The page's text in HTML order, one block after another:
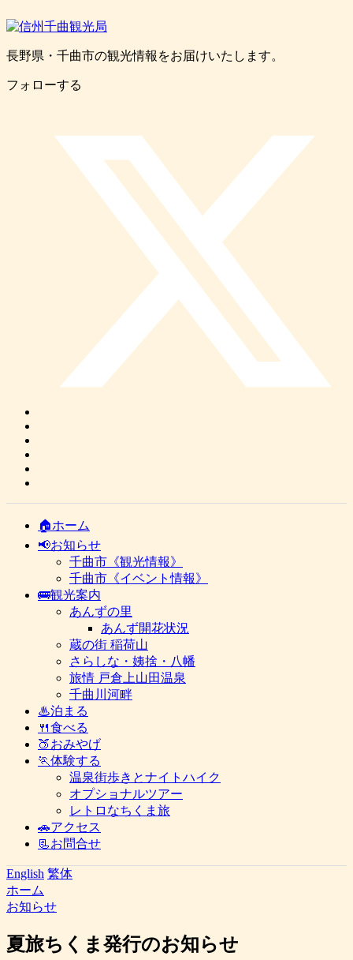
長野県・千曲市の観光情報をお届けいたします。
フォローする
🏠ホーム
📢お知らせ
千曲市《観光情報》
千曲市《イベント情報》
🚌観光案内
あんずの里
あんず開花状況
蔵の街 稲荷山
さらしな・姨捨・八幡
旅情 戸倉上山田温泉
千曲川河畔
♨泊まる
🍴食べる
🍑おみやげ
🏃体験する
温泉街歩きとナイトハイク
オプショナルツアー
レトロなちくま旅
🚗アクセス
📃お問合せ
English 繁体
ホーム
お知らせ
夏旅ちくま発行のお知らせ